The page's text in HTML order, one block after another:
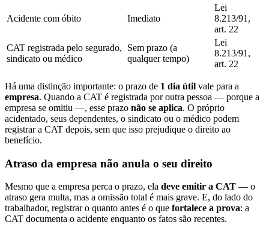
Acidente com óbito Imediato
Lei
8.213/91,
art. 22
CAT registrada pelo segurado,
sindicato ou médico
Sem prazo (a
qualquer tempo)
Lei
8.213/91,
art. 22
Há uma distinção importante: o prazo de 1 dia útil vale para a
empresa. Quando a CAT é registrada por outra pessoa — porque a
empresa se omitiu —, esse prazo não se aplica. O próprio
acidentado, seus dependentes, o sindicato ou o médico podem
registrar a CAT depois, sem que isso prejudique o direito ao
benefício.
Atraso da empresa não anula o seu direito
Mesmo que a empresa perca o prazo, ela deve emitir a CAT — o
atraso gera multa, mas a omissão total é mais grave. E, do lado do
trabalhador, registrar o quanto antes é o que fortalece a prova: a
CAT documenta o acidente enquanto os fatos são recentes.